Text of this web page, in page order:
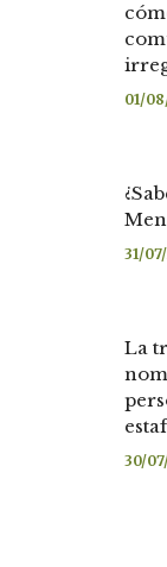
01/
31/
La
30/